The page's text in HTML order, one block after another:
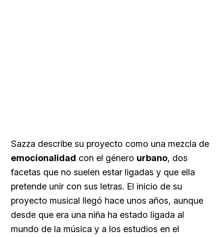
Sazza describe su proyecto como una mezcla de
emocionalidad con el género urbano, dos
facetas que no suelen estar ligadas y que ella
pretende unir con sus letras. El inicio de su
proyecto musical llegó hace unos años, aunque
desde que era una niña ha estado ligada al
mundo de la música y a los estudios en el